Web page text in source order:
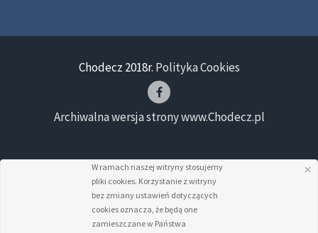
Chodecz 2018r. Polityka Cookies
Archiwalna wersja strony www.Chodecz.pl
W ramach naszej witryny stosujemy
pliki cookies. Korzystanie z witryny
bez zmiany ustawień dotyczących
cookies oznacza, że będą one
zamieszczane w Państwa